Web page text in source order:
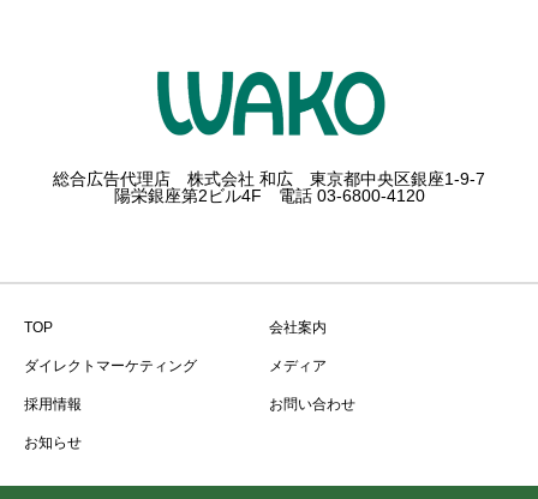
総合広告代理店 株式会社 和広 東京都中央区銀座1-9-7
陽栄銀座第2ビル4F 電話 03-6800-4120
TOP 会社案内
ダイレクトマーケティング メディア
採用情報 お問い合わせ
お知らせ